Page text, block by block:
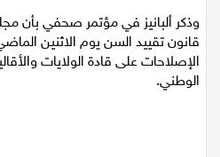
رياضة
رياضة محلية
وذكر ألبانيز في مؤتمر صحفي بأن
قانون تقييد السن يوم الاثنين
الإصلاحات على قادة الولايات
الوطني.